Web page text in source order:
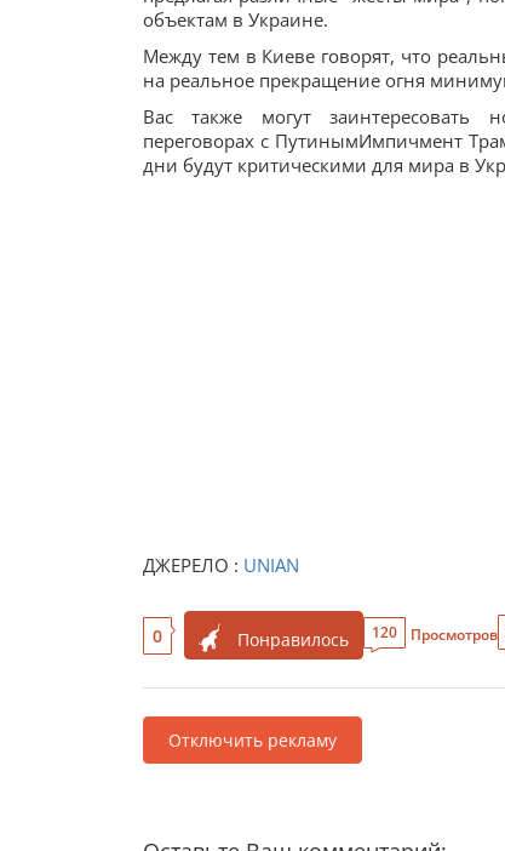
объектам в Украине.
Между тем в Киеве говорят, что
на реальное прекращение огня
Вас также могут заинтересовать
переговорах с ПутинымИмпичмент
дни будут критическими для мира в
ДЖЕРЕЛО : UNIAN
0 Понравилось 120 Просмотров
Отключить рекламу